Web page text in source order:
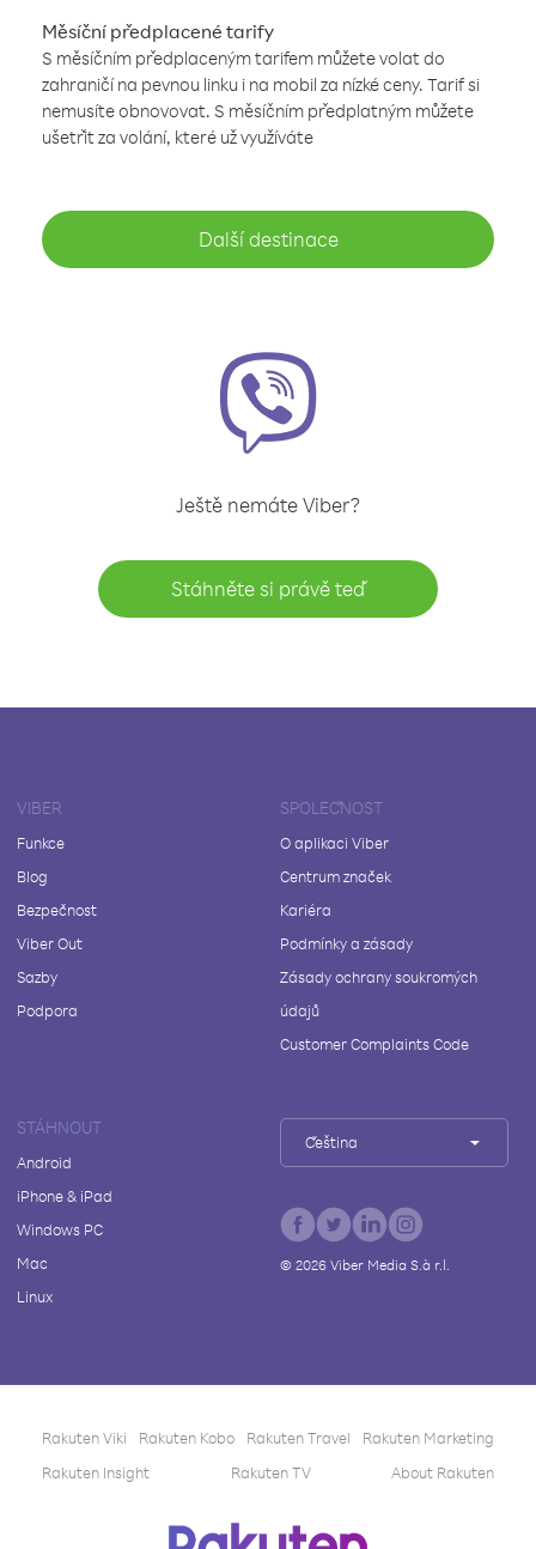
Měsíční předplacené tarify
S měsíčním předplaceným tarifem můžete volat do
zahraničí na pevnou linku i na mobil za nízké ceny. Tarif si
nemusíte obnovovat. S měsíčním předplatným můžete
ušetřit za volání, které už využíváte
Další destinace
Ještě nemáte Viber?
Stáhněte si právě teď
VIBER
Funkce
Blog
Bezpečnost
Viber Out
Sazby
Podpora
SPOLEČNOST
O aplikaci Viber
Centrum značek
Kariéra
Podmínky a zásady
Zásady ochrany soukromých
údajů
Customer Complaints Code
STÁHNOUT
Android
iPhone & iPad
Windows PC
Mac
Linux
Čeština
© 2026Viber Media S.à r.l.
Rakuten Viki Rakuten Kobo Rakuten Travel
Rakuten Marketing
Rakuten Insight
Rakuten TV About Rakuten